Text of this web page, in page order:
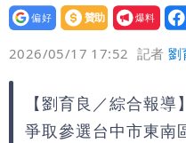
回1句笑翻10
設為
贊助
我要
爆料
2026/05/17 17:52 記者劉
【劉育良／綜合報
爭取參選台中市東南